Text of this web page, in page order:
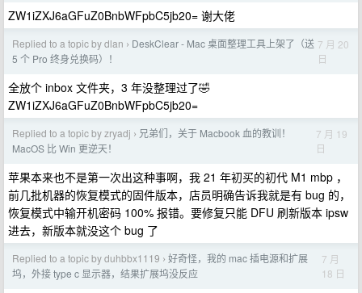
ZW1iZXJ6aGFuZ0BnbWFpbC5jb20= 谢大佬
Replied to a topic by dlan › DeskClear - Mac 桌面整理工具上架了（送
5 个 Pro 终身兑换码）！
7 月 20
日
全放个 inbox 文件夹，3 年没整理过了🤣
ZW1iZXJ6aGFuZ0BnbWFpbC5jb20=
Replied to a topic by zryadj › 兄弟们，关于 Macbook 血的教训！
MacOS 比 Win 更逆天！
7 月 19
日
苹果本来也不是第一次出这种事啊，我 21 年初买的初代 M1 mbp ，
前几批机器的恢复模式的固件版本，店员明确告诉我就是有 bug 的，
恢复模式中输开机密码 100% 报错。要修复只能 DFU 刷新版本 ipsw
进去，新版本就没这个 bug 了
Replied to a topic by duhbbx1119 › 好奇怪，我的 mac 插电源和扩展
坞，外接 type c 显示器，结果扩展坞没反应
7 月
18 日